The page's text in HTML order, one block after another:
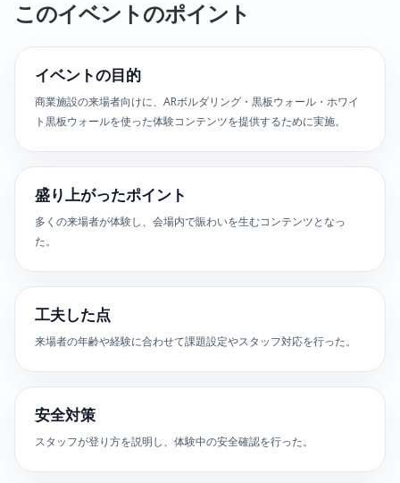
このイベントのポイント
イベントの目的
商業施設の来場者向けに、ARボルダリング・黒板ウォール・ホワイ
ト黒板ウォールを使った体験コンテンツを提供するために実施。
盛り上がったポイント
多くの来場者が体験し、会場内で賑わいを生むコンテンツとなっ
た。
工夫した点
来場者の年齢や経験に合わせて課題設定やスタッフ対応を行った。
安全対策
スタッフが登り方を説明し、体験中の安全確認を行った。